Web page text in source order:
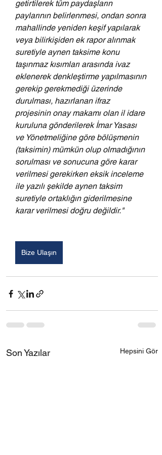
getirtilerek tüm paydaşların
paylarının belirlenmesi, ondan sonra
mahallinde yeniden keşif yapılarak
veya bilirkişiden ek rapor alınmak
suretiyle aynen taksime konu
taşınmaz kısımları arasında ivaz
eklenerek denkleştirme yapılmasının
gerekip gerekmediği üzerinde
durulması, hazırlanan ifraz
projesinin onay makamı olan il idare
kuruluna gönderilerek İmar Yasası
ve Yönetmeliğine göre bölüşmenin
(taksimin) mümkün olup olmadığının
sorulması ve sonucuna göre karar
verilmesi gerekirken eksik inceleme
ile yazılı şekilde aynen taksim
suretiyle ortaklığın giderilmesine
karar verilmesi doğru değildir."
Bize Ulaşın
Son Yazılar Hepsini Gör